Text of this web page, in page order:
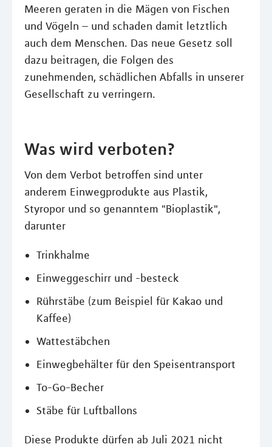
Meeren geraten in die Mägen von Fischen
und Vögeln – und schaden damit letztlich
auch dem Menschen. Das neue Gesetz soll
dazu beitragen, die Folgen des
zunehmenden, schädlichen Abfalls in unserer
Gesellschaft zu verringern.
Was wird verboten?
Von dem Verbot betroffen sind unter
anderem Einwegprodukte aus Plastik,
Styropor und so genanntem "Bioplastik",
darunter
Trinkhalme
Einweggeschirr und -besteck
Rührstäbe (zum Beispiel für Kakao und
Kaffee)
Wattestäbchen
Einwegbehälter für den Speisentransport
To-Go-Becher
Stäbe für Luftballons
Diese Produkte dürfen ab Juli 2021 nicht